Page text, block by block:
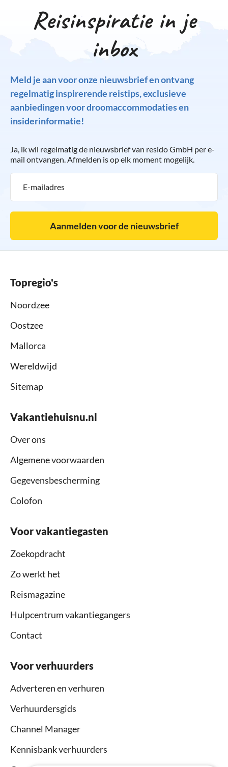
Reisinspiratie in je
inbox
Meld je aan voor onze nieuwsbrief en ontvang
regelmatig inspirerende reistips, exclusieve
aanbiedingen voor droomaccommodaties en
insiderinformatie!
Ja, ik wil regelmatig de nieuwsbrief van resido GmbH per e-
mail ontvangen. Afmelden is op elk moment mogelijk.
Aanmelden voor de nieuwsbrief
Topregio's
Noordzee
Oostzee
Mallorca
Wereldwijd
Sitemap
Vakantiehuisnu.nl
Over ons
Algemene voorwaarden
Gegevensbescherming
Colofon
Voor vakantiegasten
Zoekopdracht
Zo werkt het
Reismagazine
Hulpcentrum vakantiegangers
Contact
Voor verhuurders
Adverteren en verhuren
Verhuurdersgids
Channel Manager
Kennisbank verhuurders